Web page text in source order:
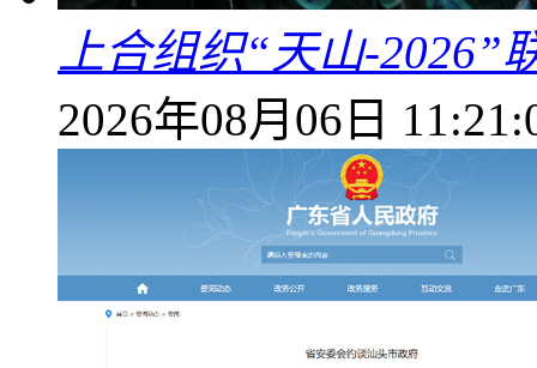
上合组织“天山-2026”
2026年08月06日